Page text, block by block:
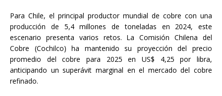
Para Chile, el principal productor mundial de cobre con una
producción de 5,4 millones de toneladas en 2024, este
escenario presenta varios retos. La Comisión Chilena del
Cobre (Cochilco) ha mantenido su proyección del precio
promedio del cobre para 2025 en US$ 4,25 por libra,
anticipando un superávit marginal en el mercado del cobre
refinado.